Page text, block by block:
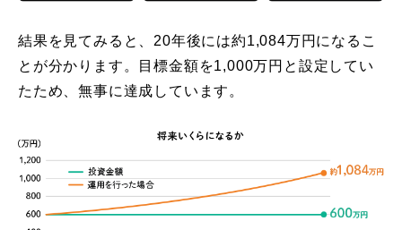
結果を見てみると、20年後には約1,084万円になるこ
とが分かります。目標金額を1,000万円と設定してい
たため、無事に達成しています。